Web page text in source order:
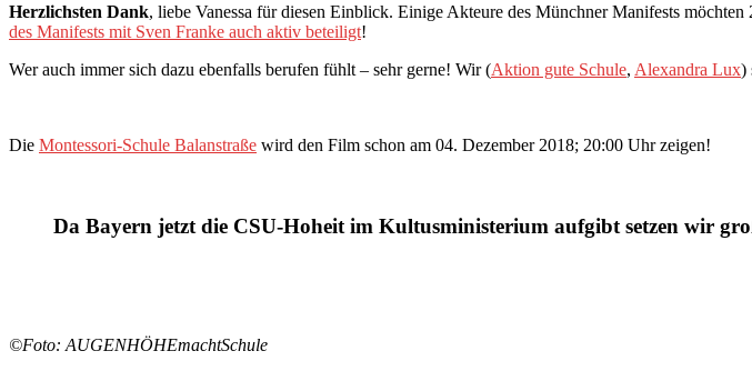
Herzlichsten Dank, liebe Vanessa für diesen Einblick. Einige Akteure des Münchner Manifests
des Manifests mit Sven Franke auch aktiv beteiligt!
Wer auch immer sich dazu ebenfalls berufen fühlt – sehr gerne! Wir (Aktion gute Schule, Alexandra Lux)
Die Montessori-Schule Balanstraße wird den Film schon am 04. Dezember 2018; 20:00 Uhr zeigen!
Da Bayern jetzt die CSU-Hoheit im Kultusministerium aufgibt setzen wir
©Foto: AUGENHÖHEmachtSchule